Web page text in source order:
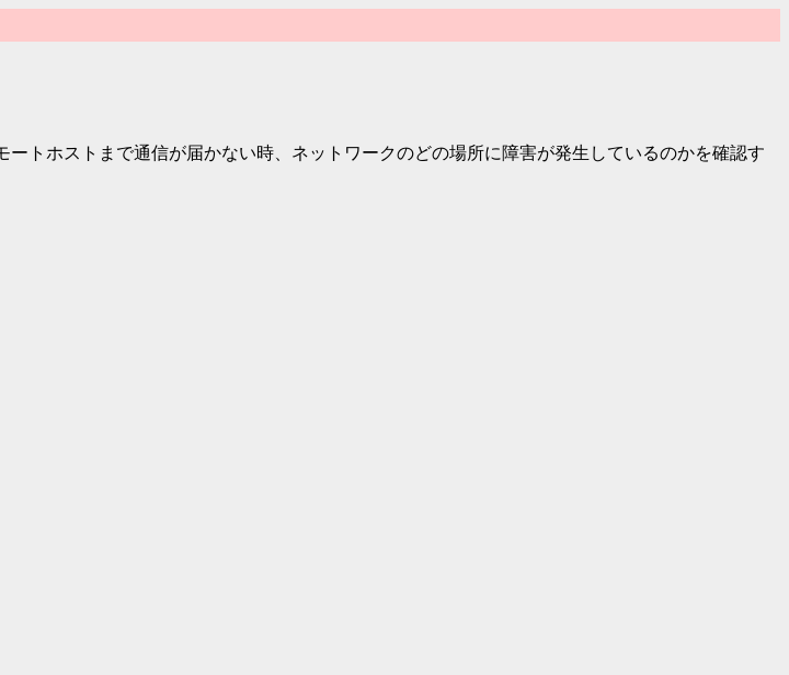
トホストまで通信が届かない時、ネットワークのどの場所に障害が発生しているのかを確認す